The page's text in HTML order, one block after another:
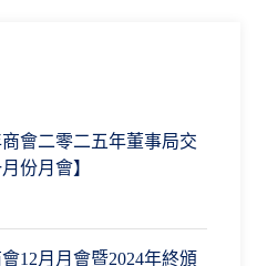
商會二零二五年董事局交
份月會】
12月月會暨2024年終頒